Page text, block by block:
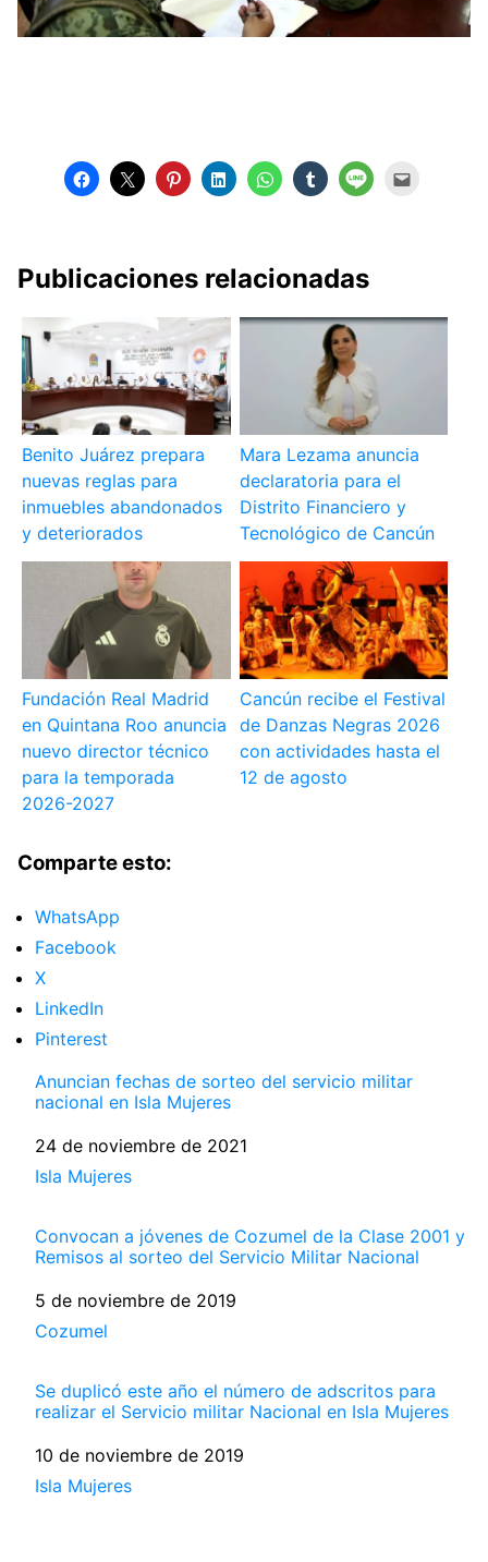
Publicaciones relacionadas
Benito Juárez prepara
nuevas reglas para
inmuebles abandonados
y deteriorados
Mara Lezama anuncia
declaratoria para el
Distrito Financiero y
Tecnológico de Cancún
Fundación Real Madrid
en Quintana Roo anuncia
nuevo director técnico
para la temporada
2026-2027
Cancún recibe el Festival
de Danzas Negras 2026
con actividades hasta el
12 de agosto
Comparte esto:
WhatsApp
Facebook
X
LinkedIn
Pinterest
Anuncian fechas de sorteo del servicio militar
nacional en Isla Mujeres
Fecha
24 de noviembre de 2021
Respecto a
Isla Mujeres
Convocan a jóvenes de Cozumel de la Clase 2001 y
Remisos al sorteo del Servicio Militar Nacional
Fecha
5 de noviembre de 2019
Respecto a
Cozumel
Se duplicó este año el número de adscritos para
realizar el Servicio militar Nacional en Isla Mujeres
Fecha
10 de noviembre de 2019
Respecto a
Isla Mujeres